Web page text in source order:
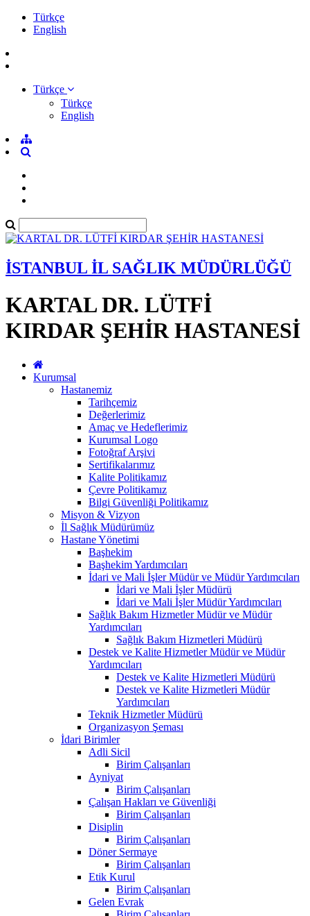
Türkçe
English
Türkçe
Türkçe
English
İSTANBUL İL SAĞLIK MÜDÜRLÜĞÜ
KARTAL DR. LÜTFİ
KIRDAR ŞEHİR HASTANESİ
Kurumsal
Hastanemiz
Tarihçemiz
Değerlerimiz
Amaç ve Hedeflerimiz
Kurumsal Logo
Fotoğraf Arşivi
Sertifikalarımız
Kalite Politikamız
Çevre Politikamız
Bilgi Güvenliği Politikamız
Misyon & Vizyon
İl Sağlık Müdürümüz
Hastane Yönetimi
Başhekim
Başhekim Yardımcıları
İdari ve Mali İşler Müdür ve Müdür Yardımcıları
İdari ve Mali İşler Müdürü
İdari ve Mali İşler Müdür Yardımcıları
Sağlık Bakım Hizmetler Müdür ve Müdür
Yardımcıları
Sağlık Bakım Hizmetleri Müdürü
Destek ve Kalite Hizmetler Müdür ve Müdür
Yardımcıları
Destek ve Kalite Hizmetleri Müdürü
Destek ve Kalite Hizmetleri Müdür
Yardımcıları
Teknik Hizmetler Müdürü
Organizasyon Şeması
İdari Birimler
Adli Sicil
Birim Çalışanları
Ayniyat
Birim Çalışanları
Çalışan Hakları ve Güvenliği
Birim Çalışanları
Disiplin
Birim Çalışanları
Döner Sermaye
Birim Çalışanları
Etik Kurul
Birim Çalışanları
Gelen Evrak